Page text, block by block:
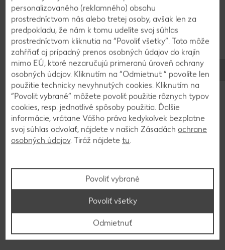
cibuľu ošúpeme, cesnak nakrájame na malé kocky,
cibuľu rozpolíme a nakrájame na plátky. Citrón
umyjeme v horúcej vode, osušíme, nastrúhame
kôru a vytlačíme šťavu.
3
Krevety umyjeme a osušíme. Na panvici
zohrejeme na miernom ohni olej a krevety, cesnak
a cibuľu smažíme asi 3 minúty, pričom ich
otáčame. Primiešame smotanu, maslo, citrónovú
personalizovaného (reklamného) obsahu
prostredníctvom nás alebo tretej osoby, avšak len za
predpokladu, že nám k tomu udelíte svoj súhlas
prostredníctvom kliknutia na “Povoliť všetky”. Toto môže
zahŕňať aj prípadný prenos osobných údajov do krajín
mimo EÚ, ktoré nezaručujú primeranú úroveň ochrany
osobných údajov. Kliknutím na “Odmietnuť ” povolíte len
použitie technicky nevyhnutých cookies. Kliknutím na
“Povoliť vybrané” môžete povoliť použitie rôznych typov
cookies, resp. jednotlivé spôsoby použitia. Ďalšie
informácie, vrátane Vášho práva kedykoľvek bezplatne
svoj súhlas odvolať, nájdete v našich Zásadách ochrane
osobných údajov. Tiráž nájdete tu.
Povoliť vybrané
Odmietnuť
Povoliť všetky